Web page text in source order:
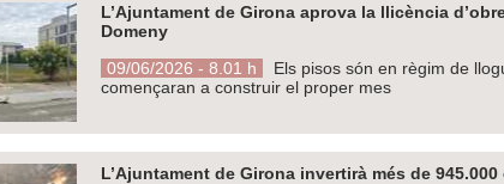
L’Ajuntament de Girona aprova la llicència
Domeny
09/06/2026 - 8.01 h
Els pisos són en règim de
començaran a construir el proper mes
L’Ajuntament de Girona invertirà més de